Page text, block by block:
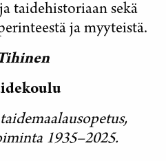
taidehistoriaan sekä
ja myyteistä.
1935–2025.